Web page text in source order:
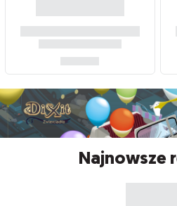
Najnowsze